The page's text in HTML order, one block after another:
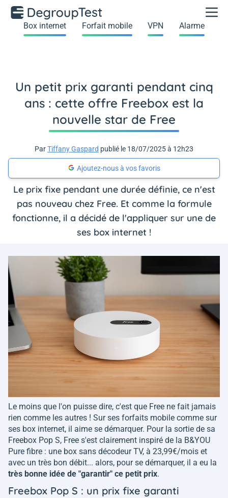
Box internet Forfait mobile VPN Alarme
Un petit prix garanti pendant cinq
ans : cette offre Freebox est la
nouvelle star de Free
ParTiffany Gaspard publié le 18/07/2025 à 12h23
Ajoutez-nous à vos favoris
Le prix fixe pendant une durée définie, ce n'est
pas nouveau chez Free. Et comme la formule
fonctionne, il a décidé de l'appliquer sur une de
ses box internet !
Le moins que l'on puisse dire, c'est que Free ne fait jamais
rien comme les autres ! Sur ses forfaits mobile comme sur
ses box internet, il aime se démarquer. Pour la sortie de sa
Freebox Pop S, Free s'est clairement inspiré de la B&YOU
Pure fibre : une box sans décodeur TV, à 23,99€/mois et
avec un très bon débit... alors, pour se démarquer, il a eu la
très bonne idée de "garantir" ce petit prix.
Freebox Pop S : un prix fixe garanti